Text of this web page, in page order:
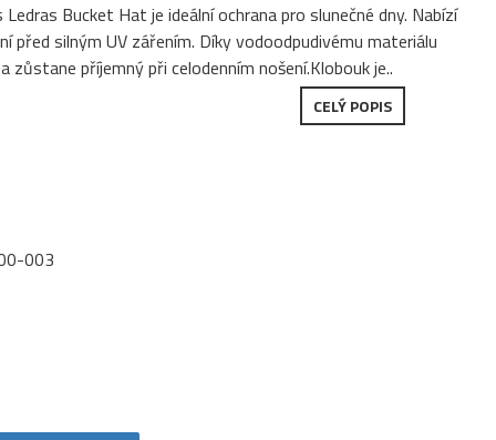
Ledras Bucket Hat je ideální ochrana pro slunečné dny. Nabízí
před silným UV zářením. Díky vodoodpudivému materiálu
zůstane příjemný při celodenním nošení.Klobouk je..
CELÝ POPIS
003